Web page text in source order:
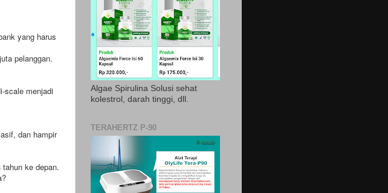
yang harus
pelanggan.
scale menjadi
dan hampir
ke depan.
Algae Spirulina Solusi sehat
kolestrol, darah tinggi, dll.
TERAHERTZ P-90